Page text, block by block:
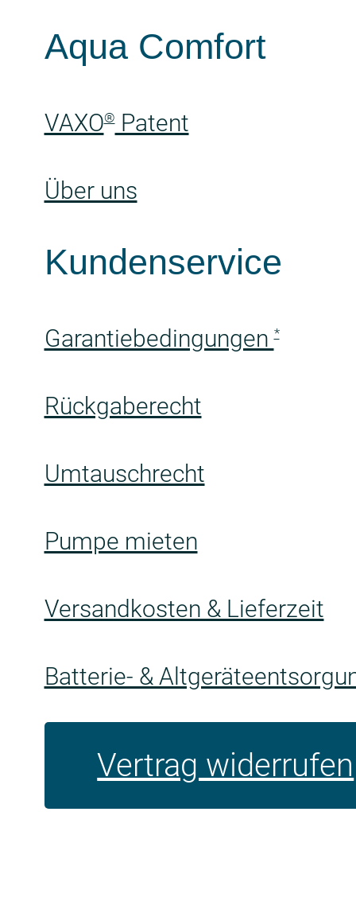
Aqua Comfort
VAXO®Patent
Über uns
Kundenservice
Garantiebedingungen*
Rückgaberecht
Umtauschrecht
Pumpe mieten
Versandkosten & Lieferzeit
Batterie- &
Vertrag widerrufen